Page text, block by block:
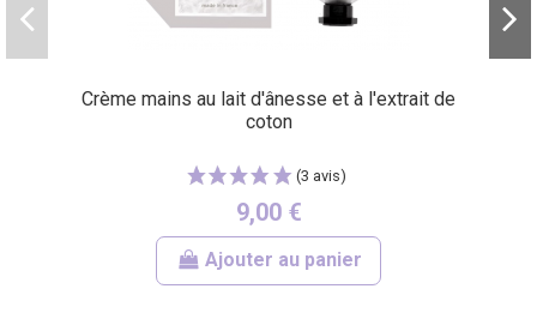
Crème mains au lait d'ânesse et à l'extrait de
coton
9,00 €
Ajouter au panier